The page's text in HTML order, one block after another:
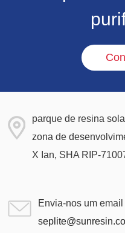
parque de resina
zona de
X Ian, SHA RIP-
Envia-nos um email